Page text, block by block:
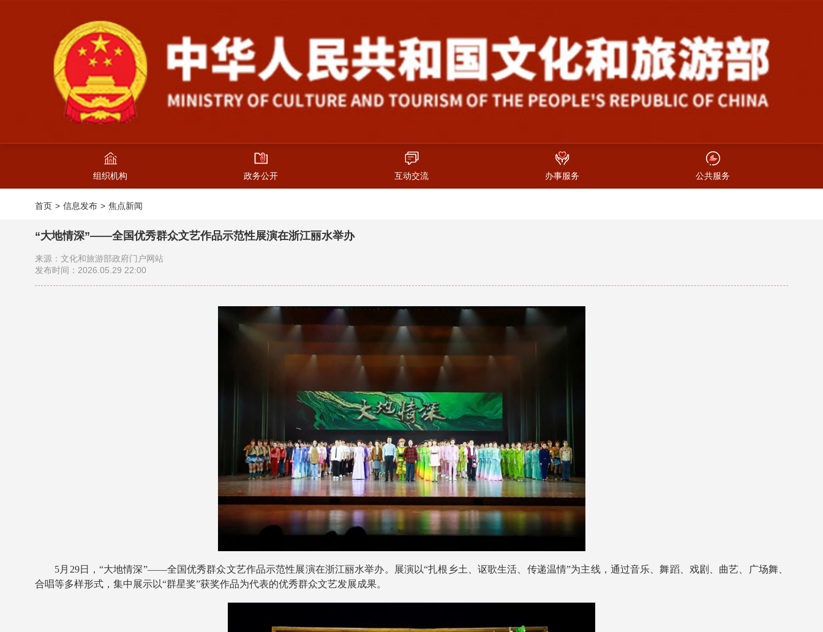
组织机构 政务公开 互动交流 办事服务 公共服务
首页 信息发布 焦点新闻
“大地情深”——全国优秀群众文艺作品示范性展演在浙江丽水举办
来源：文化和旅游部政府门户网站
发布时间：2026.05.29 22:00
5月29日，“大地情深”——全国优秀群众文艺作品示范性展演在浙江丽水举办。展演以“扎根乡土、讴歌生活、传递温情”为主线，通过音乐、舞蹈、戏剧、曲艺、广场舞、
合唱等多样形式，集中展示以“群星奖”获奖作品为代表的优秀群众文艺发展成果。